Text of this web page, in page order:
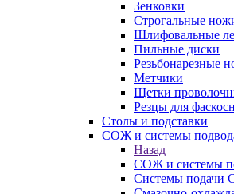
Зенковки
Строгальные
Шлифовальные
Пильные диски
Резьбонарезные
Метчики
Щетки
Резцы для
Столы и подставки
СОЖ и системы
Назад
СОЖ и системы
Системы